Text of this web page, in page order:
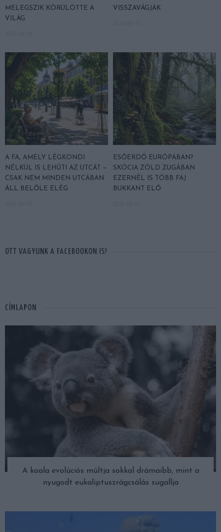
MELEGSZIK KÖRÜLÖTTE A
VILÁG
VISSZAVÁGJÁK
A FA, AMELY LÉGKONDI
NÉLKÜL IS LEHŰTI AZ UTCÁT —
CSAK NEM MINDEN UTCÁBAN
ÁLL BELŐLE ELÉG
ESŐERDŐ EURÓPÁBAN?
SKÓCIA ZÖLD ZUGÁBAN
EZERNÉL IS TÖBB FAJ
BUKKANT ELŐ
OTT VAGYUNK A FACEBOOKON IS!
CÍMLAPON
A koala evolúciós múltja sokkal drámaibb, mint a
nyugodt eukaliptuszrágcsálás sugallja